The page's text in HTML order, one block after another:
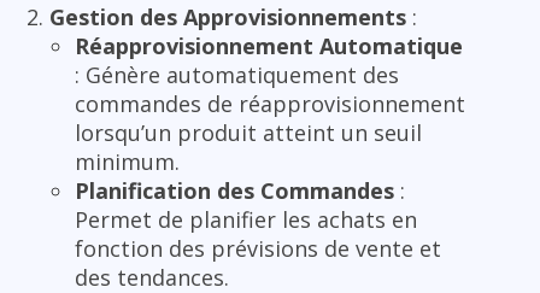
Gestion des Approvisionnements :
Réapprovisionnement Automatique
: Génère automatiquement des
commandes de réapprovisionnement
lorsqu’un produit atteint un seuil
minimum.
Planification des Commandes :
Permet de planifier les achats en
fonction des prévisions de vente et
des tendances.